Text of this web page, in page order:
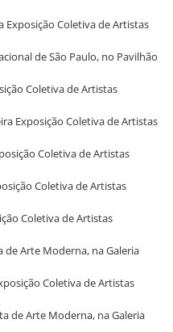
Exposição Coletiva de Artistas
de São Paulo, no Pavilhão
Coletiva de Artistas
Exposição Coletiva de Artistas
Coletiva de Artistas
Coletiva de Artistas
Coletiva de Artistas
de Arte Moderna, na Galeria
Coletiva de Artistas
de Arte Moderna, na Galeria